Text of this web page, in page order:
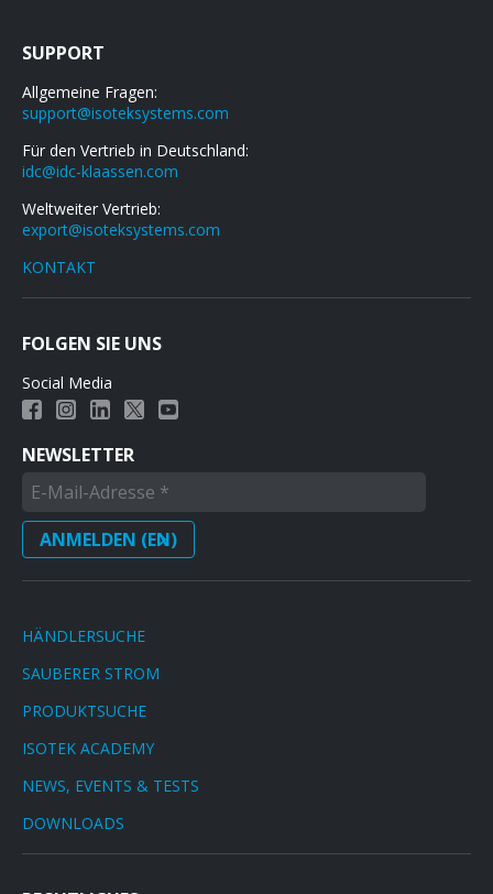
SUPPORT
Allgemeine Fragen:
support@isoteksystems.com
Für den Vertrieb in Deutschland:
idc@idc-klaassen.com
Weltweiter Vertrieb:
export@isoteksystems.com
KONTAKT
FOLGEN SIE UNS
Social Media
NEWSLETTER
HÄNDLERSUCHE
SAUBERER STROM
PRODUKTSUCHE
ISOTEK ACADEMY
NEWS, EVENTS & TESTS
DOWNLOADS